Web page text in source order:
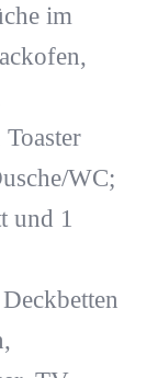
im
WC;
und 1